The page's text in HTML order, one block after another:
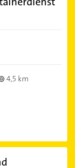
4,5 km